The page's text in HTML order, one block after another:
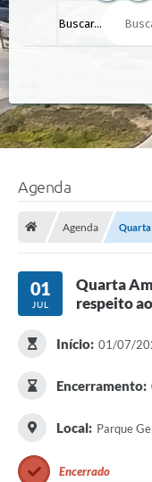
Buscar...
Agenda
Agenda Quarta
01
JUL
Quarta
respeito
Início: 01/07/
Encerramento:
Local: Parque
Encerrado